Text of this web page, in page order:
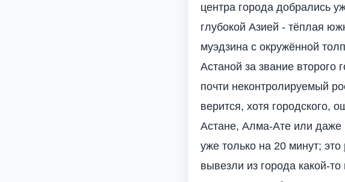
центра города добрались
глубокой Азией - тёплая
муэдзина с окружённой
Астаной за звание второго
почти неконтролируемый
верится, хотя городского,
Астане, Алма-Ате или даже
уже только на 20 минут;
вывезли из города какой-